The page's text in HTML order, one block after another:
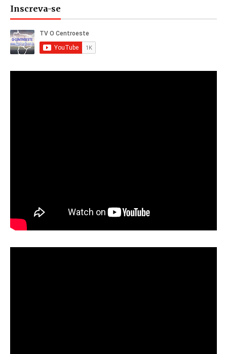
Inscreva-se